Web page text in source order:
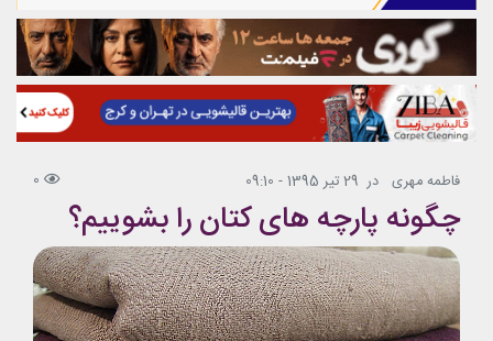
فاطمه مهری در 29 تیر 1395 - 09:10 0
چگونه پارچه های کتان را بشوییم؟